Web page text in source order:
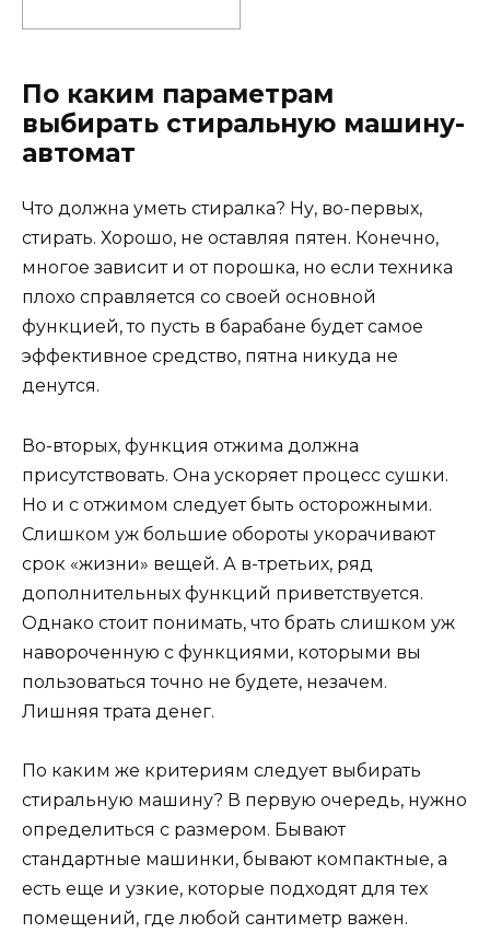
По каким параметрам
выбирать стиральную машину-
автомат
Что должна уметь стиралка? Ну, во-первых,
стирать. Хорошо, не оставляя пятен. Конечно,
многое зависит и от порошка, но если техника
плохо справляется со своей основной
функцией, то пусть в барабане будет самое
эффективное средство, пятна никуда не
денутся.
Во-вторых, функция отжима должна
присутствовать. Она ускоряет процесс сушки.
Но и с отжимом следует быть осторожными.
Слишком уж большие обороты укорачивают
срок «жизни» вещей. А в-третьих, ряд
дополнительных функций приветствуется.
Однако стоит понимать, что брать слишком уж
навороченную с функциями, которыми вы
пользоваться точно не будете, незачем.
Лишняя трата денег.
По каким же критериям следует выбирать
стиральную машину? В первую очередь, нужно
определиться с размером. Бывают
стандартные машинки, бывают компактные, а
есть еще и узкие, которые подходят для тех
помещений, где любой сантиметр важен.